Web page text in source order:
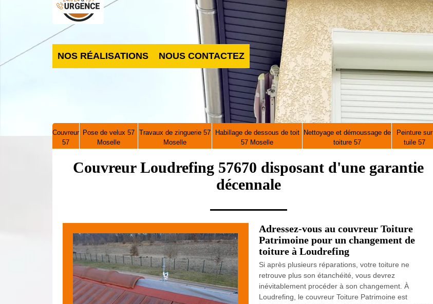
NOS RÉALISATIONS NOUS CONTACTEZ
Couvreur
57
Pose de velux 57
Moselle
Travaux de zinguerie 57
Moselle
Habillage de dessous de toit
57 Moselle
Nettoyage et démoussage de
toiture 57
Peinture sur
tuile 57
Couvreur Loudrefing 57670 disposant d'une garantie
décennale
Adressez-vous au couvreur Toiture
Patrimoine pour un changement de
toiture à Loudrefing
Si après plusieurs réparations, votre toiture ne
retrouve plus son étanchéité, vous devrez
inévitablement procéder à son changement. À
Loudrefing, le couvreur Toiture Patrimoine est